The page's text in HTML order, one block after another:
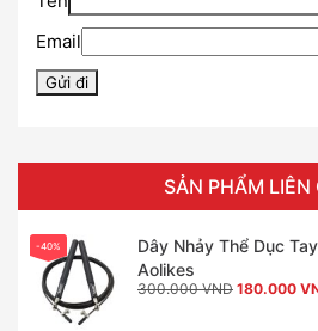
Email
SẢN PHẨM LIÊN
-40%
Dây Nhảy Thể Dục
Aolikes
300.000VND Giá
180.000